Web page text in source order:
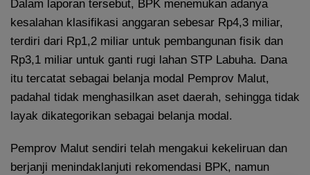
Dalam laporan tersebut, BPK menemukan adanya
kesalahan klasifikasi anggaran sebesar Rp4,3 miliar,
terdiri dari Rp1,2 miliar untuk pembangunan fisik dan
Rp3,1 miliar untuk ganti rugi lahan STP Labuha. Dana
itu tercatat sebagai belanja modal Pemprov Malut,
padahal tidak menghasilkan aset daerah, sehingga tidak
layak dikategorikan sebagai belanja modal.
Pemprov Malut sendiri telah mengakui kekeliruan dan
berjanji menindaklanjuti rekomendasi BPK, namun